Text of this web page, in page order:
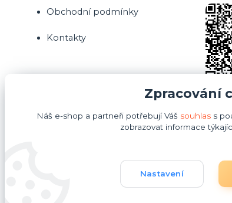
Obchodní podmínky
Kontakty
Zpracování
Náš e-shop a partneři potřebují Váš souhlas s
zobrazovat informace
Nastavení